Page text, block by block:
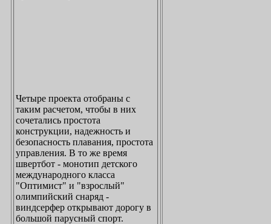
Четыре проекта отобраны с
таким расчетом, чтобы в них
сочетались простота
конструкции, надежность и
безопасность плавания, простота
управления. В то же время
швертбот - монотип детского
международного класса
"Оптимист" и "взрослый"
олимпийский снаряд -
виндсерфер открывают дорогу в
большой парусный спорт.